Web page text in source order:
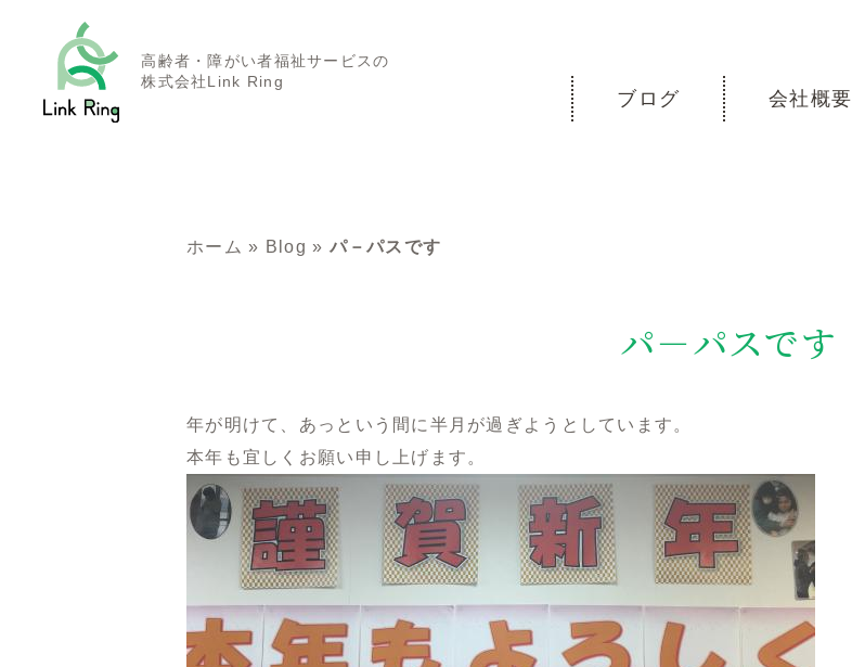
高齢者・障がい者福祉サービスの
株式会社Link Ring
ブログ 会社概要
ホーム » Blog » パ－パスです
パ－パスです
年が明けて、あっという間に半月が過ぎようとしています。
本年も宜しくお願い申し上げます。